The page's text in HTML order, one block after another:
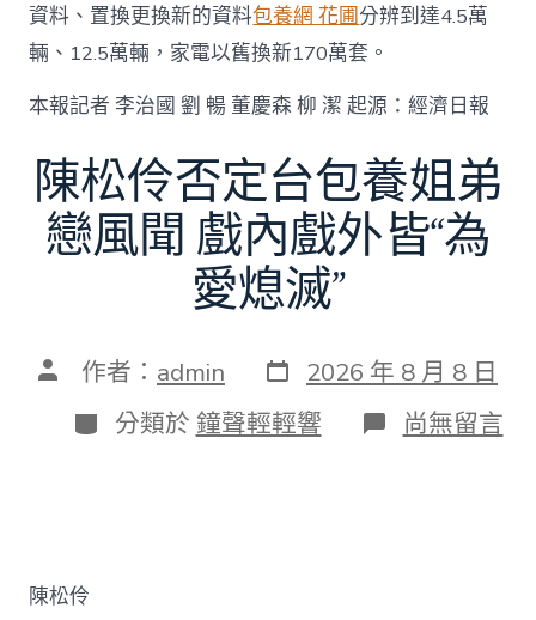
資料、置換更換新的資料包養網 花圃分辨到達4.5萬
輛、12.5萬輛，家電以舊換新170萬套。
本報記者 李治國 劉 暢 董慶森 柳 潔 起源：經濟日報
陳松伶否定台包養姐弟
戀風聞 戲內戲外皆“為
愛熄滅”
文 作者： admin 發
表
日
期
2026 年 8 月 8 日
分
類
分類於 鐘聲輕輕響 在
〈陳
尚無留言
陳松伶